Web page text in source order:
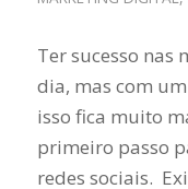
Ter sucesso nas
dia, mas com
isso fica muito
primeiro passo
redes sociais.